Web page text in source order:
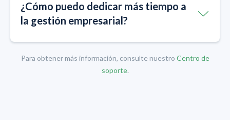
¿Cómo puedo dedicar más tiempo a
la gestión empresarial?
Para obtener más información, consulte nuestro Centro de
soporte.